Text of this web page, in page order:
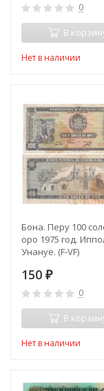
0
В
Нет в наличии
Бона. Перу 100
оро 1975 год.
Унануе. (F-VF)
150 ₽
0
В
Нет в наличии